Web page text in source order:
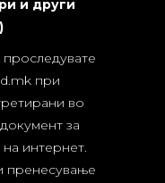
и други
при
во
за
интернет.
пренесување